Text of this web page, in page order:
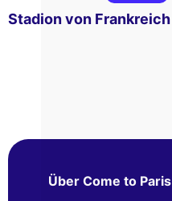
Stadion von Frankreich
Über Come to Paris